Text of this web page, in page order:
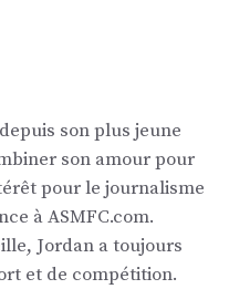
son plus jeune
son amour pour
pour le journalisme
à ASMFC.com.
Jordan a toujours
et de compétition.